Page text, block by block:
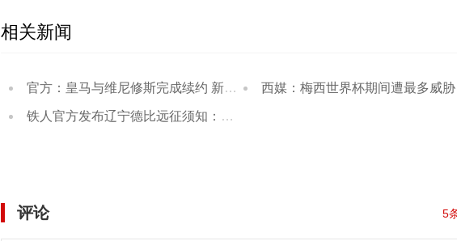
相关新闻
官方：皇马与维尼修斯完成续约 新合同至2032年 西媒：梅西世界杯期间遭最多威胁，多人扬言炸弹袭击
铁人官方发布辽宁德比远征须知：球迷在规定时间统一乘车到场
评论 5